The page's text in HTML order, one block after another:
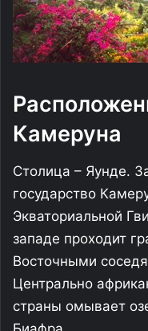
Камеруна
Столица – Яунде.
государство
Экваториальной
западе проходит
Восточными
Центрально
страны омывает